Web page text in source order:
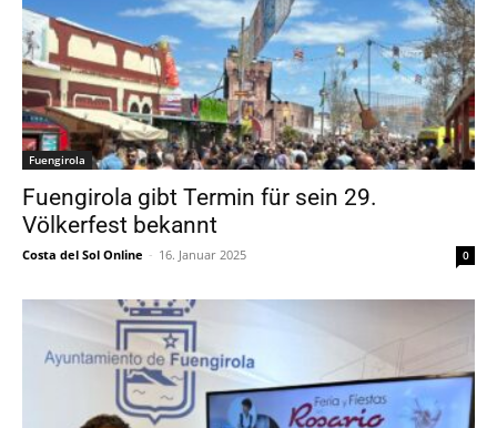
Fuengirola
Fuengirola gibt Termin für sein 29.
Völkerfest bekannt
Costa del Sol Online - 16. Januar 2025 0